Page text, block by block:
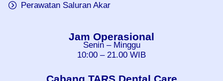
Perawatan Saluran Akar
Jam Operasional
Senin – Minggu
10:00 – 21.00 WIB
Cabang TARS Dental Care